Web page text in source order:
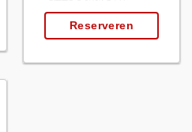
Reserveren